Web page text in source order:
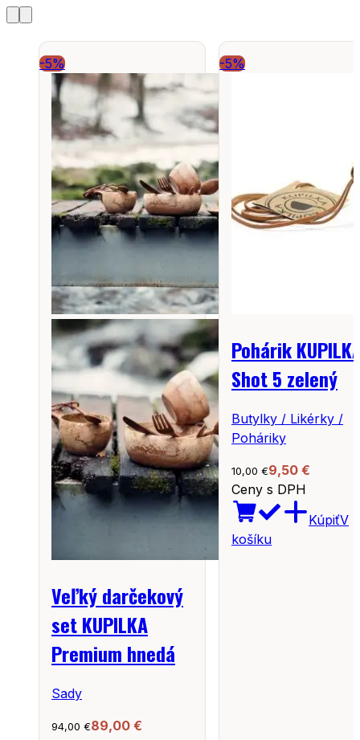
-5%
Veľký darčekový
set KUPILKA
Premium hnedá
Sady
94,00 €89,00 €
-5%
Pohárik
Shot 5 zelený
Butylky / Likérky /
Poháriky
10,00 €9,50 €
Ceny s DPH
KúpiťV
košíku